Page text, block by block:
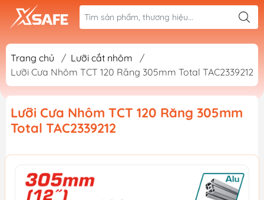
Trang chủ / Lưỡi cắt nhôm
/
Lưỡi Cưa Nhôm TCT 120 Răng 305mm Total TAC2339212
Lưỡi Cưa Nhôm TCT 120 Răng 305mm
Total TAC2339212